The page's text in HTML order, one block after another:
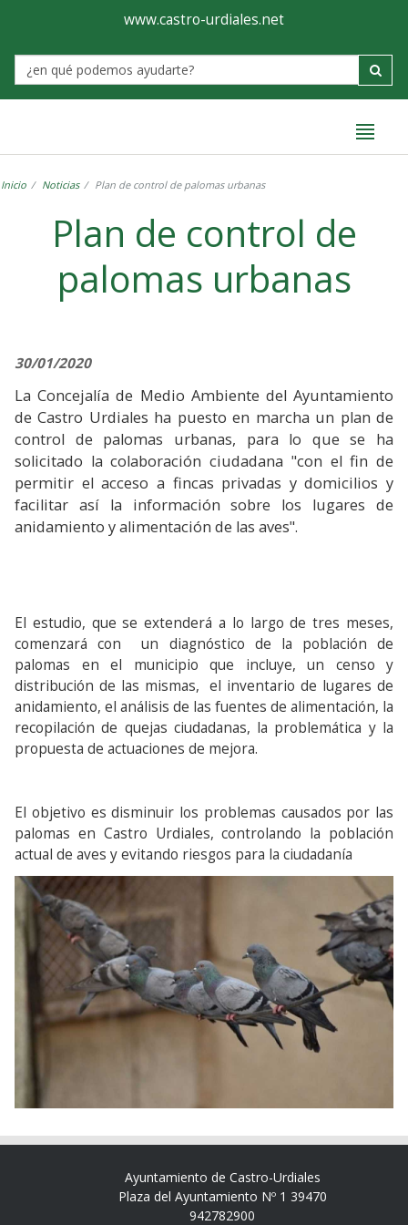
Ayuntamiento
de
Castro-
www.castro-urdiales.net
Label
Inicio Noticias Plan de control de palomas urbanas
Plan de control de
palomas urbanas
30/01/2020
La Concejalía de Medio Ambiente del Ayuntamiento
de Castro Urdiales ha puesto en marcha un plan de
control de palomas urbanas, para lo que se ha
solicitado la colaboración ciudadana "con el fin de
permitir el acceso a fincas privadas y domicilios y
facilitar así la información sobre los lugares de
anidamiento y alimentación de las aves".
El estudio, que se extenderá a lo largo de tres meses,
comenzará con un diagnóstico de la población de
palomas en el municipio que incluye, un censo y
distribución de las mismas, el inventario de lugares de
anidamiento, el análisis de las fuentes de alimentación, la
recopilación de quejas ciudadanas, la problemática y la
propuesta de actuaciones de mejora.
El objetivo es disminuir los problemas causados por las
palomas en Castro Urdiales, controlando la población
actual de aves y evitando riesgos para la ciudadanía
Ayuntamiento de Castro-Urdiales
Plaza del Ayuntamiento Nº 1 39470
942782900